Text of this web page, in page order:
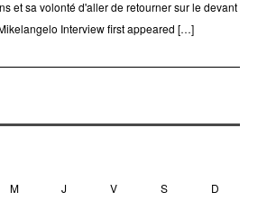
et sa volonté d'aller de retourner sur le devant
Interview first appeared […]
M J V S D